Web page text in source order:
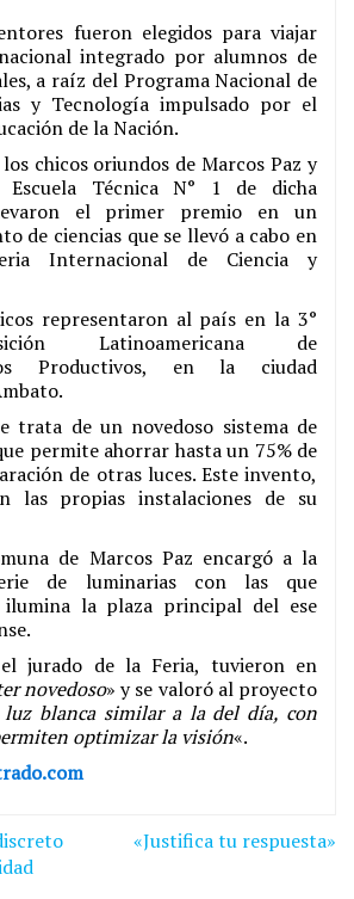
fueron elegidos para viajar
integrado por alumnos de
a raíz del Programa Nacional de
y Tecnología impulsado por el
de la Nación.
chicos oriundos de Marcos Paz y
Técnica N° 1 de dicha
el primer premio en un
de ciencias que se llevó a cabo en
Internacional de Ciencia y
representaron al país en la 3°
Latinoamericana de
Productivos, en la ciudad
trata de un novedoso sistema de
permite ahorrar hasta un 75% de
de otras luces. Este invento,
las propias instalaciones de su
de Marcos Paz encargó a la
de luminarias con las que
ilumina la plaza principal del ese
el jurado de la Feria, tuvieron en
novedoso» y se valoró al proyecto
luz blanca similar a la del día, con
optimizar la visión«.
«Justifica tu respuesta»